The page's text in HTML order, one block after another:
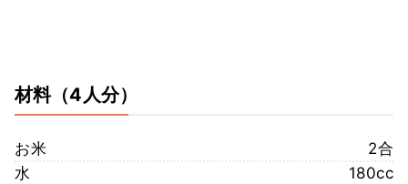
材料（4人分）
お米
2合
水
180cc